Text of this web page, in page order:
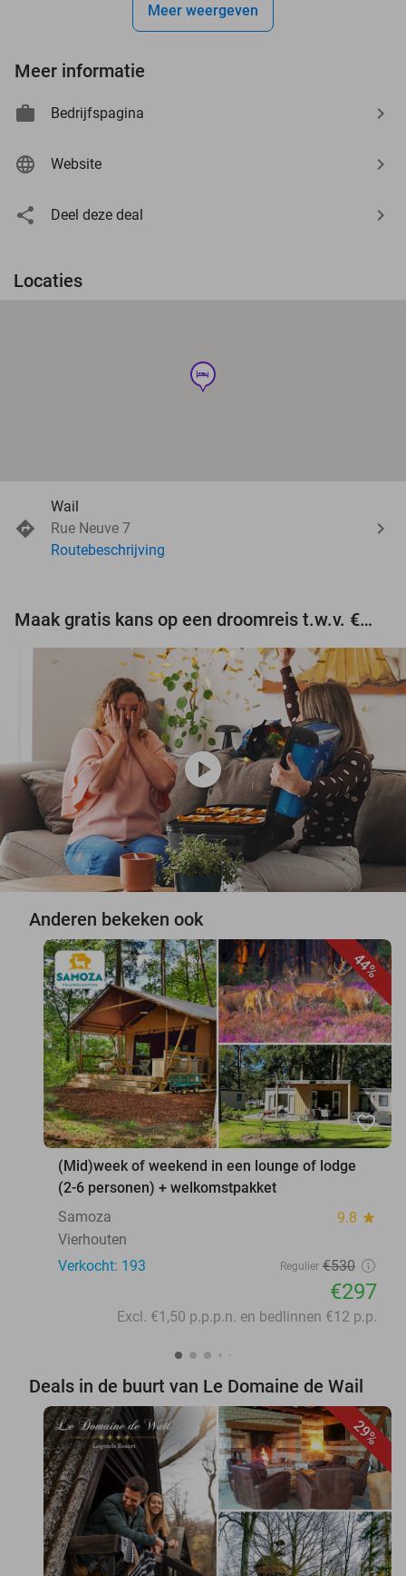
Meer weergeven
Meer informatie
Bedrijfspagina
Website
Deel deze deal
Locaties
hotel
Wail
Rue Neuve 7
Routebeschrijving
Maak gratis kans op een droomreis t.w.v. €3.000!
play_circle
Anderen bekeken ook
44%
favorite_border
(Mid)week of weekend in een lounge of lodge
(2-6 personen) + welkomstpakket
Samoza
9.8 star
Vierhouten
Verkocht: 193
Regulier €530
€297
Excl. €1,50 p.p.p.n. en bedlinnen €12 p.p.
Deals in de buurt van Le Domaine de Wail
29%